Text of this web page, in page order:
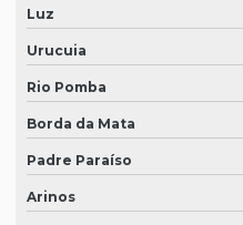
Luz
Urucuia
Rio Pomba
Borda da Mata
Padre Paraíso
Arinos